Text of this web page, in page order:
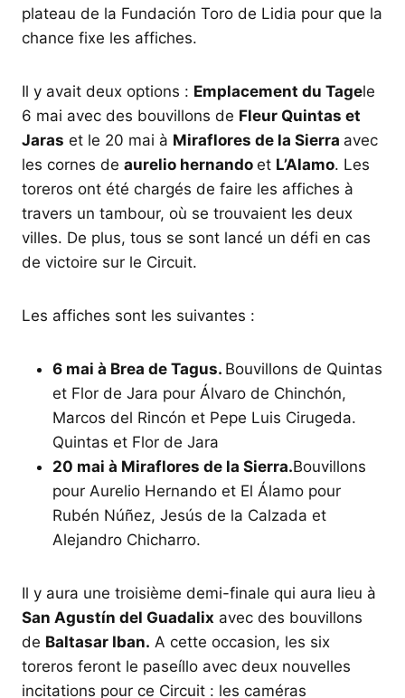
plateau de la Fundación Toro de Lidia pour que la
chance fixe les affiches.
Il y avait deux options : Emplacement du Tagele
6 mai avec des bouvillons de Fleur Quintas et
Jaras et le 20 mai à Miraflores de la Sierra avec
les cornes de aurelio hernando et L’Alamo. Les
toreros ont été chargés de faire les affiches à
travers un tambour, où se trouvaient les deux
villes. De plus, tous se sont lancé un défi en cas
de victoire sur le Circuit.
Les affiches sont les suivantes :
6 mai à Brea de Tagus. Bouvillons de Quintas
et Flor de Jara pour Álvaro de Chinchón,
Marcos del Rincón et Pepe Luis Cirugeda.
Quintas et Flor de Jara
20 mai à Miraflores de la Sierra.Bouvillons
pour Aurelio Hernando et El Álamo pour
Rubén Núñez, Jesús de la Calzada et
Alejandro Chicharro.
Il y aura une troisième demi-finale qui aura lieu à
San Agustín del Guadalix avec des bouvillons
de Baltasar Iban. A cette occasion, les six
toreros feront le paseíllo avec deux nouvelles
incitations pour ce Circuit : les caméras